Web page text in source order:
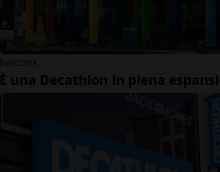
SVIZZERA
È una Decathlon in piena